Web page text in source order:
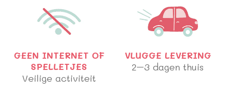
GEEN INTERNET OF
SPELLETJES
Veilige activiteit
VLUGGE LEVERING
2–3 dagen thuis